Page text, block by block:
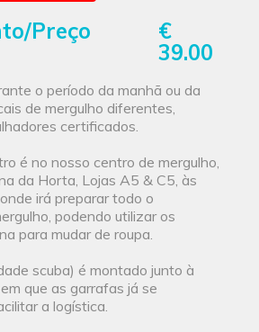
Preço
€
39.00
o período da manhã ou da
de mergulho diferentes,
certificados.
é no nosso centro de mergulho,
da Horta, Lojas A5 & C5, às
irá preparar todo o
podendo utilizar os
para mudar de roupa.
scuba) é montado junto à
que as garrafas já se
a logística.